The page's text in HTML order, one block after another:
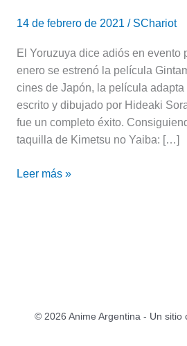
14 de febrero de 2021 / SChariot
El Yoruzuya dice adiós en evento
enero se estrenó la película
cines de Japón, la película
escrito y dibujado por Hideaki
fue un completo éxito.
taquilla de Kimetsu no Yaiba: […]
Leer más »
© 2026 Anime Argentina - Un sitio